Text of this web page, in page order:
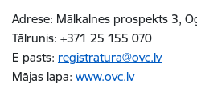
Adrese: Mālkalnes prospekts 3,
Tālrunis: +371 25 155 070
E pasts: registratura@ovc.lv
Mājas lapa: www.ovc.lv